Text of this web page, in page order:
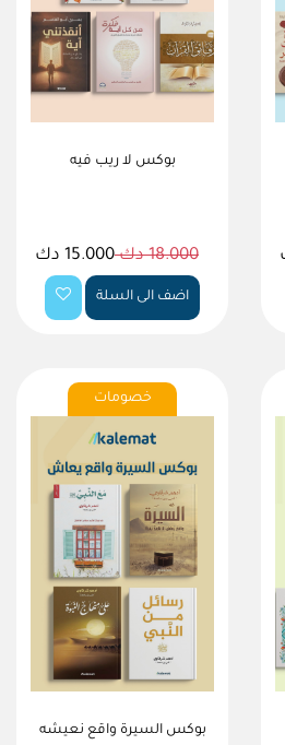
بوكس لا ريب فيه
18.000 دك 15.000 دك
اضف الى السلة
خصومات
بوكس السيرة واقع نعيشه